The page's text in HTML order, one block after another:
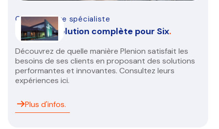
CVC Sanitaire spécialiste
Nouvelle solution complète pour Six.
Découvrez de quelle manière Plenion satisfait les
besoins de ses clients en proposant des solutions
performantes et innovantes. Consultez leurs
expériences ici.
Plus d'infos.